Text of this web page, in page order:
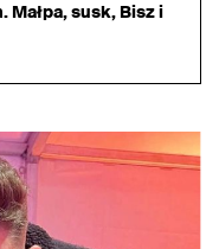
Małpa, susk, Bisz i